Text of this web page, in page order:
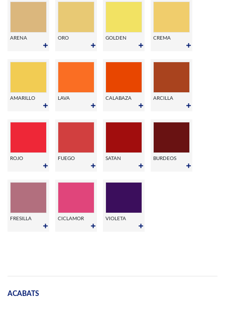
ARENA ORO GOLDEN CREMA
AMARILLO LAVA CALABAZA ARCILLA
ROJO FUEGO SATAN BURDEOS
FRESILLA CICLAMOR VIOLETA
ACABATS